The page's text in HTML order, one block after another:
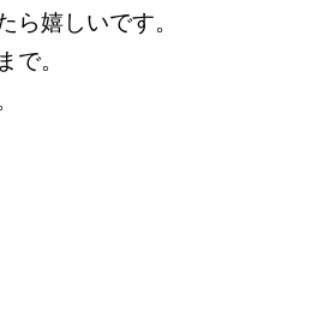
ら嬉しいです。
で。